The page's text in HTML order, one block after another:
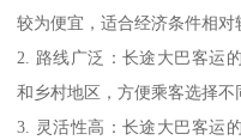
较为便宜，适合经济条件相对
2. 路线广泛：长途大巴客运
和乡村地区，方便乘客选择不
3. 灵活性高：长途大巴客运